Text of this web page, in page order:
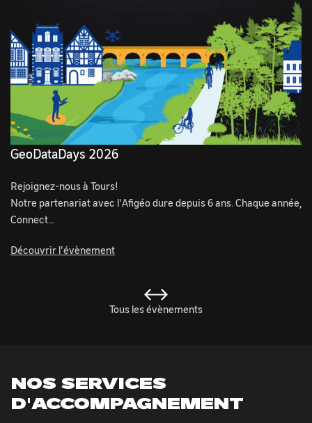
GeoDataDays 2026
Rejoignez-nous à Tours!
Notre partenariat avec l'Afigéo dure depuis 6 ans. Chaque année,
Connect…
Découvrir l'évènement
Tous les évènements
NOS SERVICES
D'ACCOMPAGNEMENT